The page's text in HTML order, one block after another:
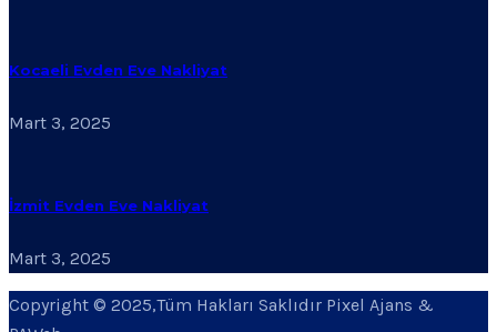
Kocaeli Evden Eve Nakliyat
Mart 3, 2025
İzmit Evden Eve Nakliyat
Mart 3, 2025
Copyright © 2025,Tüm Hakları Saklıdır Pixel Ajans &